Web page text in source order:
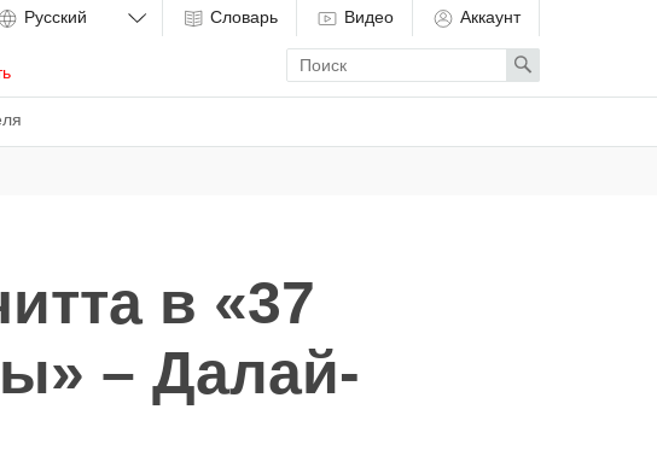
Словарь Видео Аккаунт
Enter
search
term
Search
в «37
– Далай-